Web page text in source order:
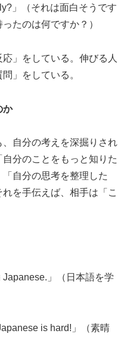
」（それは面白そうです
たのは何ですか？）
」をしている。伸びる人
」をしている。
か
自分の考えを深掘りされ
分のことをもっと知りた
自分の思考を整理した
を手伝えば、相手は「こ
」（日本語を学
is hard!」（素晴